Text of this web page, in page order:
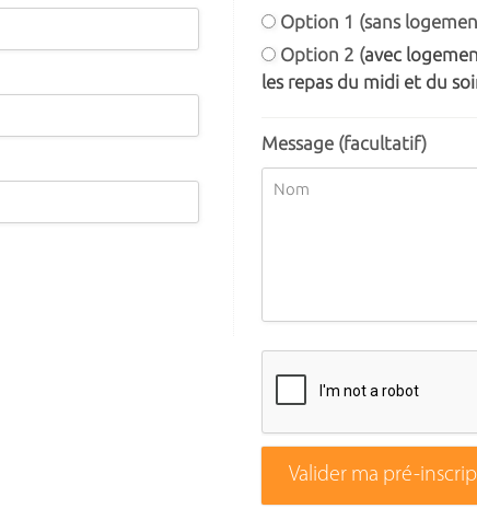
Option 1 (sans
Option 2 (avec
les repas du midi et du
Message (facultatif)
Valider ma pré-